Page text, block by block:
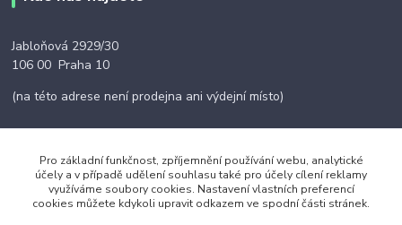
Jabloňová 2929/30
106 00 Praha 10
(na této adrese není prodejna ani výdejní místo)
Kontakty
Pro základní funkčnost, zpříjemnění používání webu, analytické
účely a v případě udělení souhlasu také pro účely cílení reklamy
využíváme soubory cookies. Nastavení vlastních preferencí
cookies můžete kdykoli upravit odkazem ve spodní části stránek.